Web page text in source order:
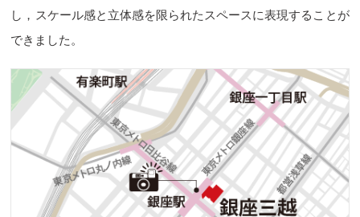
し，スケール感と立体感を限られたスペースに表現することが
できました。